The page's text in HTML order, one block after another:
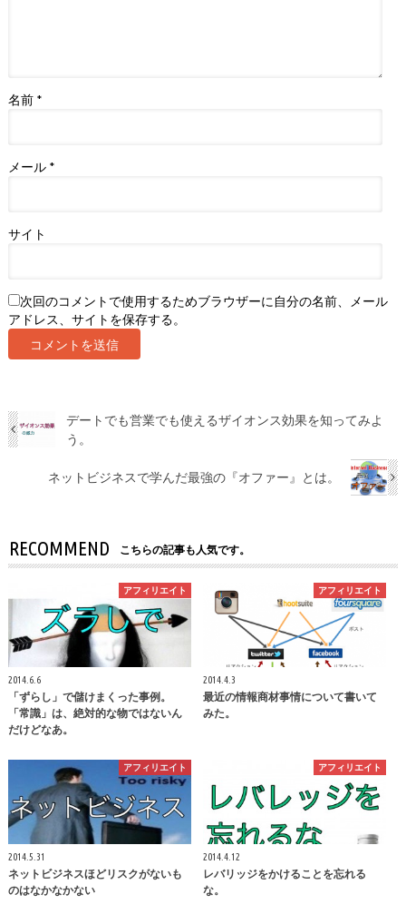
名前 *
メール *
サイト
次回のコメントで使用するためブラウザーに自分の名前、メール
アドレス、サイトを保存する。
デートでも営業でも使えるザイオンス効果を知ってみよ
う。
ネットビジネスで学んだ最強の『オファー』とは。
RECOMMEND こちらの記事も人気です。
アフィリエイト
2014.6.6
「ずらし」で儲けまくった事例。
「常識」は、絶対的な物ではないん
だけどなあ。
アフィリエイト
2014.4.3
最近の情報商材事情について書いて
みた。
アフィリエイト
2014.5.31
ネットビジネスほどリスクがないも
のはなかなかない
アフィリエイト
2014.4.12
レバリッジをかけることを忘れる
な。